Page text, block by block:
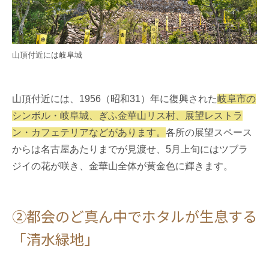
山頂付近には岐阜城
山頂付近には、1956（昭和31）年に復興された岐阜市の
シンボル・岐阜城、ぎふ金華山リス村、展望レストラ
ン・カフェテリアなどがあります。 各所の展望スペース
からは名古屋あたりまでが見渡せ、5月上旬にはツブラ
ジイの花が咲き、金華山全体が黄金色に輝きます。
②都会のど真ん中でホタルが生息する
「清水緑地」